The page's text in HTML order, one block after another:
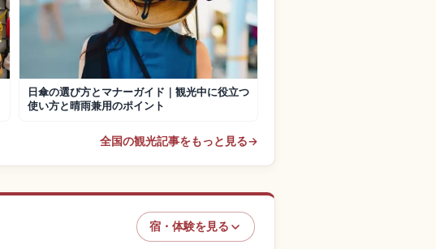
日傘の選び方とマナーガイド｜観光中に役立つ
使い方と晴雨兼用のポイント
全国の観光記事をもっと見る→
宿・体験を見る